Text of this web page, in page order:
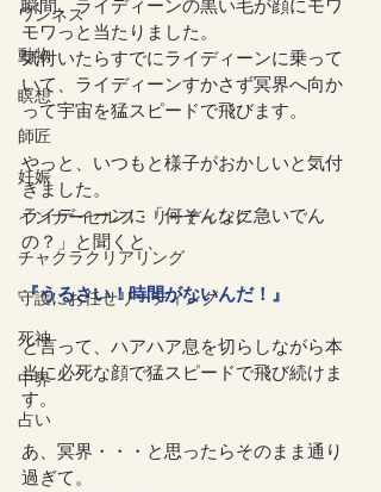
ワンネス
動物
瞑想
師匠
妊娠
インナーセルフ・リーディング
チャクラクリアリング
守護にお任せリーディング
死神
中界
占い
瞬間、ライディーンの黒い毛が顔にモワ
モワっと当たりました。
気付いたらすでにライディーンに乗って
いて、ライディーンすかさず冥界へ向か
って宇宙を猛スピードで飛びます。
やっと、いつもと様子がおかしいと気付
きました。
ライディーンに「何そんなに急いでん
の？」と聞くと、
『うるさい！時間がないんだ！』
と言って、ハアハア息を切らしながら本
当に必死な顔で猛スピードで飛び続けま
す。
あ、冥界・・・と思ったらそのまま通り
過ぎて。